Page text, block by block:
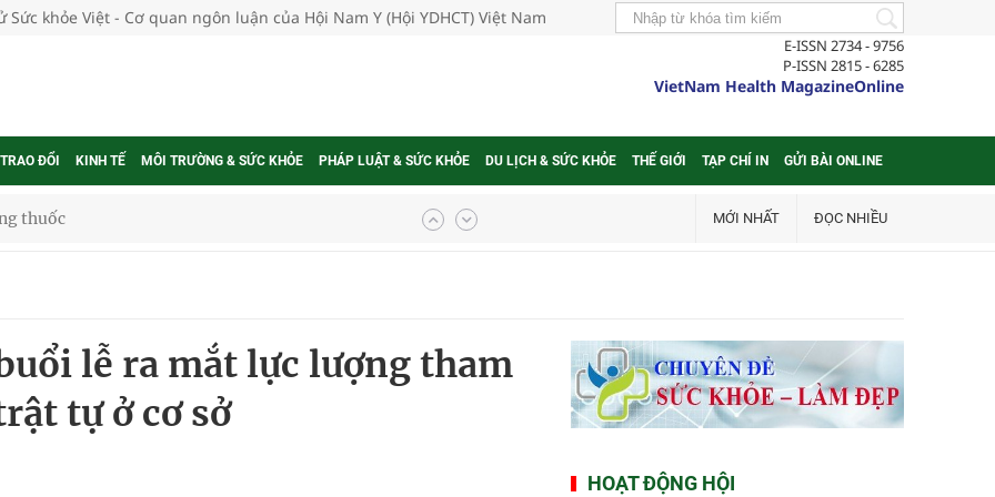
Sức khỏe Việt - Cơ quan ngôn luận của Hội Nam Y (Hội YDHCT) Việt Nam
E-ISSN 2734 - 9756
P-ISSN 2815 - 6285
VietNam Health MagazineOnline
ĐỔI KINH TẾ MÔI TRƯỜNG & SỨC KHỎE PHÁP LUẬT & SỨC KHỎE DU LỊCH & SỨC KHỎE THẾ GIỚI TẠP CHÍ IN GỬI BÀI ONLINE
thuốc
khám sàng lọc cho người dân
cực hiệu quả
gia
MỚI NHẤT ĐỌC NHIỀU
lễ ra mắt lực lượng tham
tự ở cơ sở
HOẠT ĐỘNG HỘI